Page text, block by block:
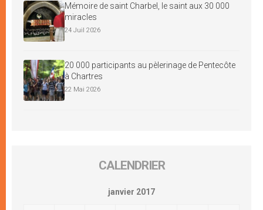
Mémoire de saint Charbel, le saint aux 30 000
miracles
24 Juil 2026
20 000 participants au pèlerinage de Pentecôte
à Chartres
22 Mai 2026
CALENDRIER
janvier 2017